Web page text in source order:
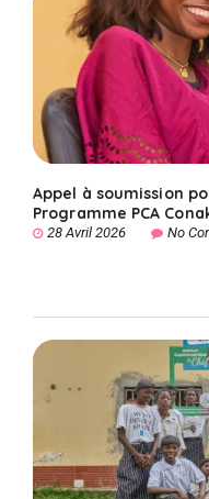
Appel à soumission
Programme PCA
28 Avril 2026 No